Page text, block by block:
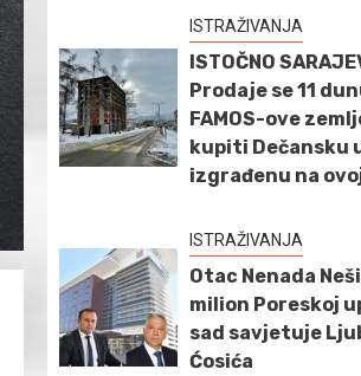
ISTRAŽIVANJA
ISTOČNO
Prodaje se 11
FAMOS-ove
kupiti Dečansku
izgrađenu na
ISTRAŽIVANJA
Otac Nenada
milion Poreskoj
sad savjetuje
Ćosića